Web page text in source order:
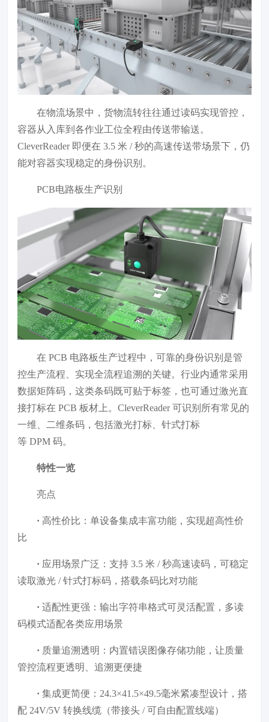
在物流场景中，货物流转往往通过读码实现管控，
容器从入库到各作业工位全程由传送带输送。
CleverReader 即便在 3.5 米 / 秒的高速传送带场景下，仍
能对容器实现稳定的身份识别。
PCB电路板生产识别
在 PCB 电路板生产过程中，可靠的身份识别是管
控生产流程、实现全流程追溯的关键。行业内通常采用
数据矩阵码，这类条码既可贴于标签，也可通过激光直
接打标在 PCB 板材上。CleverReader 可识别所有常见的
一维、二维条码，包括激光打标、针式打标
等 DPM 码。
特性一览
亮点
· 高性价比：单设备集成丰富功能，实现超高性价
比
· 应用场景广泛：支持 3.5 米 / 秒高速读码，可稳定
读取激光 / 针式打标码，搭载条码比对功能
· 适配性更强：输出字符串格式可灵活配置，多读
码模式适配各类应用场景
· 质量追溯透明：内置错误图像存储功能，让质量
管控流程更透明、追溯更便捷
· 集成更简便：24.3×41.5×49.5毫米紧凑型设计，搭
配 24V/5V 转换线缆（带接头 / 可自由配置线端）